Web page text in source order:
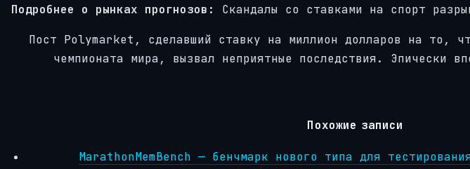
Подробнее о рынках прогнозов: Скандалы со ставками на спорт
Пост Polymarket, сделавший ставку на миллион долларов на то,
чемпионата мира, вызвал неприятные последствия. Эпически
Похожие записи
MarathonMemBench — бенчмарк нового типа для